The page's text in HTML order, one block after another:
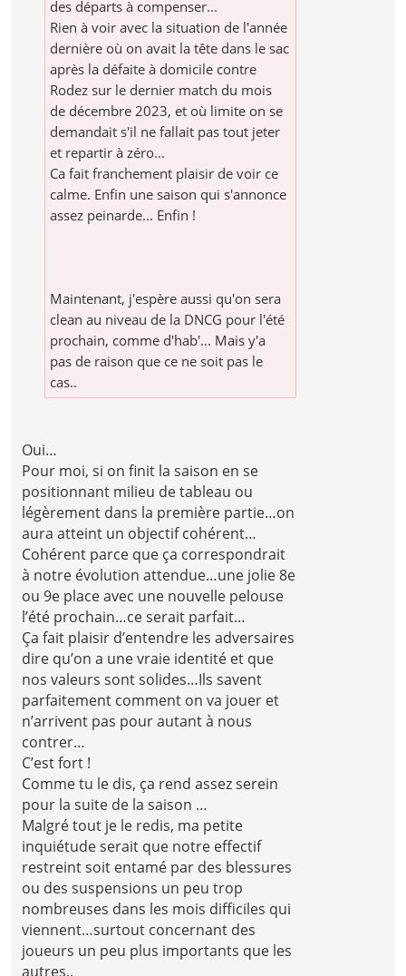
des départs à compenser...
Rien à voir avec la situation de l'année
dernière où on avait la tête dans le sac
après la défaite à domicile contre
Rodez sur le dernier match du mois
de décembre 2023, et où limite on se
demandait s'il ne fallait pas tout jeter
et repartir à zéro...
Ca fait franchement plaisir de voir ce
calme. Enfin une saison qui s'annonce
assez peinarde... Enfin !
Maintenant, j'espère aussi qu'on sera
clean au niveau de la DNCG pour l'été
prochain, comme d'hab'... Mais y'a
pas de raison que ce ne soit pas le
cas..
Oui…
Pour moi, si on finit la saison en se
positionnant milieu de tableau ou
légèrement dans la première partie…on
aura atteint un objectif cohérent…
Cohérent parce que ça correspondrait
à notre évolution attendue…une jolie 8e
ou 9e place avec une nouvelle pelouse
l’été prochain…ce serait parfait…
Ça fait plaisir d’entendre les adversaires
dire qu’on a une vraie identité et que
nos valeurs sont solides…Ils savent
parfaitement comment on va jouer et
n’arrivent pas pour autant à nous
contrer…
C’est fort !
Comme tu le dis, ça rend assez serein
pour la suite de la saison …
Malgré tout je le redis, ma petite
inquiétude serait que notre effectif
restreint soit entamé par des blessures
ou des suspensions un peu trop
nombreuses dans les mois difficiles qui
viennent…surtout concernant des
joueurs un peu plus importants que les
autres..